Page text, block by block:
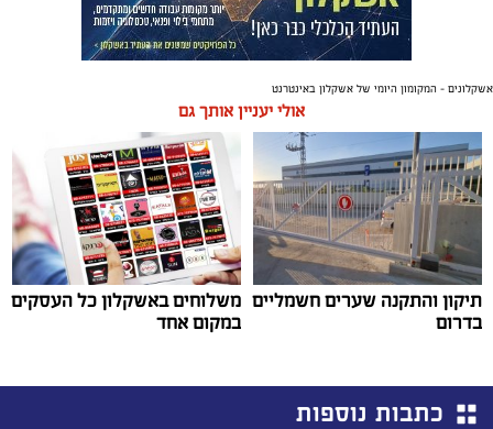
אשקלונים - המקומון היומי של אשקלון באינטרנט
אולי יעניין אותך גם
תיקון והתקנה שערים חשמליים
בדרום
משלוחים באשקלון כל העסקים
במקום אחד
כתבות נוספות